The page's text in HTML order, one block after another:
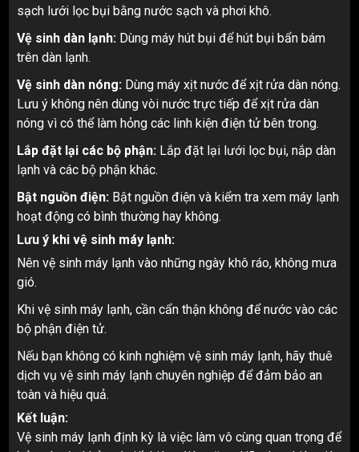
sạch lưới lọc bụi bằng nước sạch và phơi khô.
Vệ sinh dàn lạnh: Dùng máy hút bụi để hút bụi bẩn bám
trên dàn lạnh.
Vệ sinh dàn nóng: Dùng máy xịt nước để xịt rửa dàn nóng.
Lưu ý không nên dùng vòi nước trực tiếp để xịt rửa dàn
nóng vì có thể làm hỏng các linh kiện điện tử bên trong.
Lắp đặt lại các bộ phận: Lắp đặt lại lưới lọc bụi, nắp dàn
lạnh và các bộ phận khác.
Bật nguồn điện: Bật nguồn điện và kiểm tra xem máy lạnh
hoạt động có bình thường hay không.
Lưu ý khi vệ sinh máy lạnh:
Nên vệ sinh máy lạnh vào những ngày khô ráo, không mưa
gió.
Khi vệ sinh máy lạnh, cần cẩn thận không để nước vào các
bộ phận điện tử.
Nếu bạn không có kinh nghiệm vệ sinh máy lạnh, hãy thuê
dịch vụ vệ sinh máy lạnh chuyên nghiệp để đảm bảo an
toàn và hiệu quả.
Kết luận:
Vệ sinh máy lạnh định kỳ là việc làm vô cùng quan trọng để